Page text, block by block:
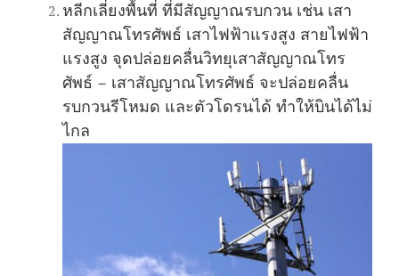
หลีกเลี่ยงพื้นที่ ที่มีสัญญาณรบกวน เช่น เสา
สัญญาณโทรศัพธ์ เสาไฟฟ้าแรงสูง สายไฟฟ้า
แรงสูง จุดปล่อยคลื่นวิทยุเสาสัญญาณโทร
ศัพธ์ – เสาสัญญาณโทรศัพธ์ จะปล่อยคลื่น
รบกวนรีโหมด และตัวโดรนได้ ทำให้บินได้ไม่
ไกล